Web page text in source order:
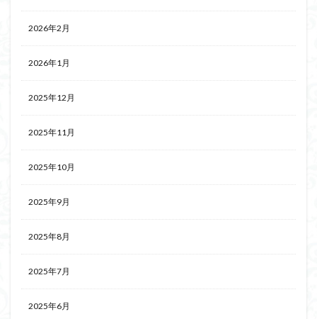
2026年2月
2026年1月
2025年12月
2025年11月
2025年10月
2025年9月
2025年8月
2025年7月
2025年6月